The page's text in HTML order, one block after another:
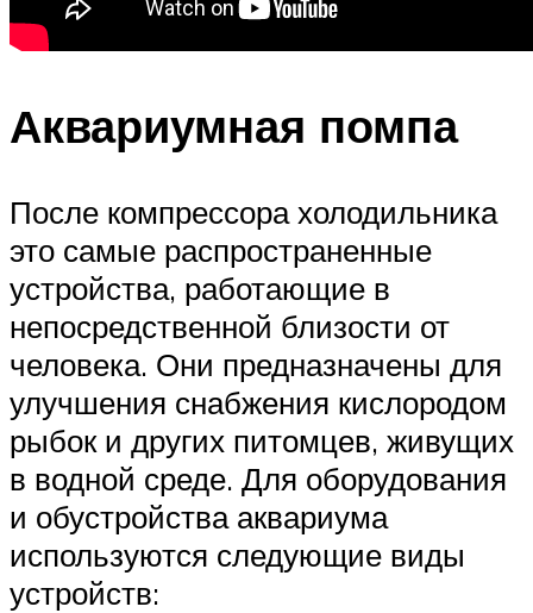
Аквариумная помпа
После компрессора холодильника
это самые распространенные
устройства, работающие в
непосредственной близости от
человека. Они предназначены для
улучшения снабжения кислородом
рыбок и других питомцев, живущих
в водной среде. Для оборудования
и обустройства аквариума
используются следующие виды
устройств: